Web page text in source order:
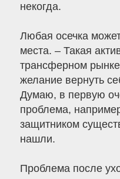
некогда.
Любая осечка
места. – Такая
трансферном рынке
желание вернуть
Думаю, в первую
проблема,
защитником
нашли.
Проблема после